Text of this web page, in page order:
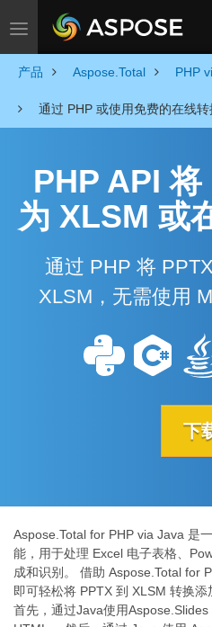
Toggle navigation
产品 Aspose.Total PHP
通过 PHP 或使用免费的在线
PHP API
为 XLSM 或
通过 PHP 将
XLSM，无需使用
下
Aspose.Total for PHP via Java 是
能，用于处理 Excel 电子表格、
成和识别。 借助 Aspose.Total for
即可轻松将 PPTX 到 XLSM 转换添
首先，通过Java使用